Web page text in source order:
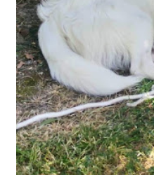
ΔΙΕΘΝΗ
ΕΦΗΜΕΡΙΔΑ Η ΠΑΡΓΑ
ΠΛΗΡΟΦΟΡΙΕΣ